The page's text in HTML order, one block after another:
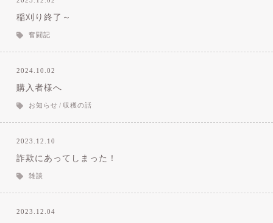
稲刈り終了～
奮闘記
2024.10.02
購入者様へ
お知らせ 収穫の話
2023.12.10
詐欺にあってしまった！
雑談
2023.12.04